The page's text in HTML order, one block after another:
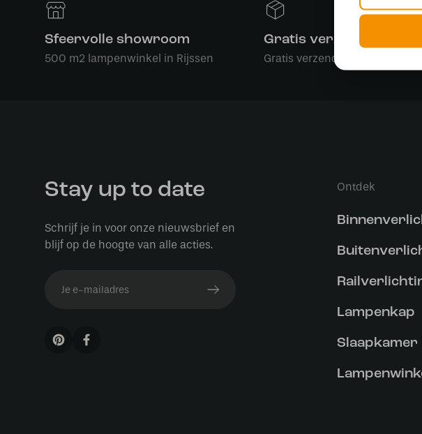
Sfeervolle showroom
500 m2 lampenwinkel in Rijssen
Gratis verzending
Gratis verzending in NL vanaf
Stay up to date
Schrijf je in voor onze nieuwsbrief en
blijf op de hoogte van alle acties.
Ontdek
Lampenkap
Slaapkamer